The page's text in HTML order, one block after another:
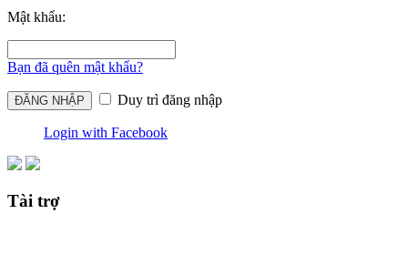
Mật khẩu:
Bạn đã quên mật khẩu?
Duy trì đăng nhập
Login with Facebook
Tài trợ